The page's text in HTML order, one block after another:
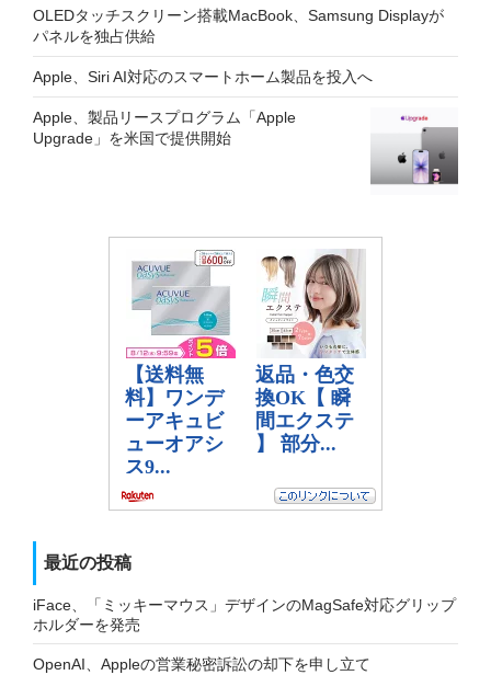
OLEDタッチスクリーン搭載MacBook、Samsung Displayが
パネルを独占供給
Apple、Siri AI対応のスマートホーム製品を投入へ
Apple、製品リースプログラム「Apple
Upgrade」を米国で提供開始
最近の投稿
iFace、「ミッキーマウス」デザインのMagSafe対応グリップ
ホルダーを発売
OpenAI、Appleの営業秘密訴訟の却下を申し立て